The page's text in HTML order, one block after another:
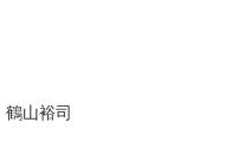
山裕司